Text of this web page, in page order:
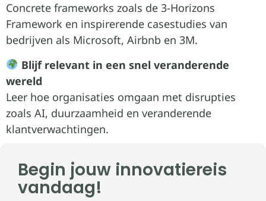
Concrete frameworks zoals de 3-Horizons
Framework en inspirerende casestudies van
bedrijven als Microsoft, Airbnb en 3M.
Blijf relevant in een snel veranderende
wereld
Leer hoe organisaties omgaan met disrupties
zoals AI, duurzaamheid en veranderende
klantverwachtingen.
Begin jouw innovatiereis
vandaag!